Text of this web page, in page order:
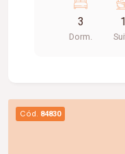
planejados e
quartos, sendo
suíte. Possui
praticidade e uma
visita e venha
3
Dorm.
1
Cód. 84830